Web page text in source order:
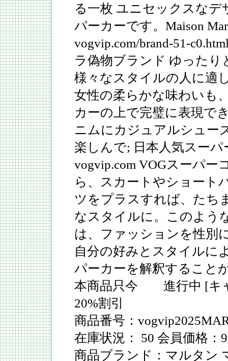
る一枚 ユニセックスな
パーカーです。Maison
vogvip.com/brand-51-
ラ偽物ブランド ゆった
様々なスタイルの人に適
女性の柔らかな味わいも
カーの上で完璧に表現で
ニムにカジュアルシュー
楽しんで; 日本人気スー
vogvip.com VOGスーパー
ら、スカートやショート
ツをプラスすれば、たち
なスタイルに。このよう
は、ファッションを性別
自分の好みとスタイルに
パーカーを解釈すること
本商品只今 進行中 [キ
20%割引
商品番号：
在庫状況： 50 会員価格：
商品ブランド：マルタン